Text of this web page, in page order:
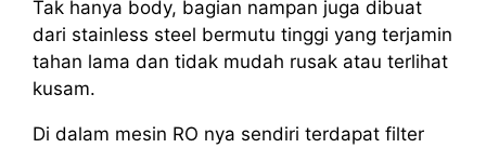
Tak hanya body, bagian nampan juga dibuat
dari stainless steel bermutu tinggi yang terjamin
tahan lama dan tidak mudah rusak atau terlihat
kusam.
Di dalam mesin RO nya sendiri terdapat filter